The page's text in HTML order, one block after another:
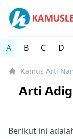
Kamus arti
A B C D
Kamus Arti
Arti
Berikut ini